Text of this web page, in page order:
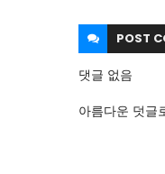
POST
댓글 없음
아름다운 덧글